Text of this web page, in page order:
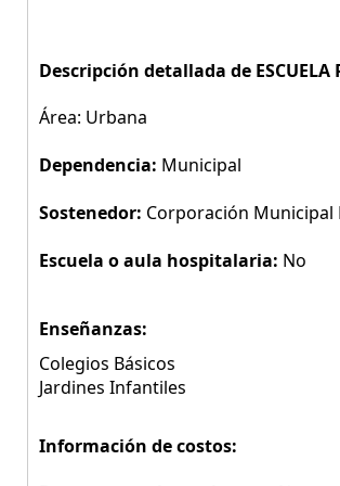
Descripción detallada de ESCUELA
Área: Urbana
Dependencia: Municipal
Sostenedor: Corporación Municipal
Escuela o aula hospitalaria: No
Enseñanzas:
Colegios Básicos
Jardines Infantiles
Información de costos: